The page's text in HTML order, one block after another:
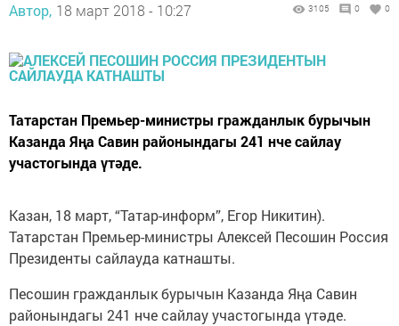
Автор, 18 март 2018 - 10:27 3105 0 0
Татарстан Премьер-министры гражданлык бурычын
Казанда Яңа Савин районындагы 241 нче сайлау
участогында үтәде.
Казан, 18 март, “Татар-информ”, Егор Никитин).
Татарстан Премьер-министры Алексей Песошин Россия
Президенты сайлауда катнашты.
Песошин гражданлык бурычын Казанда Яңа Савин
районындагы 241 нче сайлау участогында үтәде.